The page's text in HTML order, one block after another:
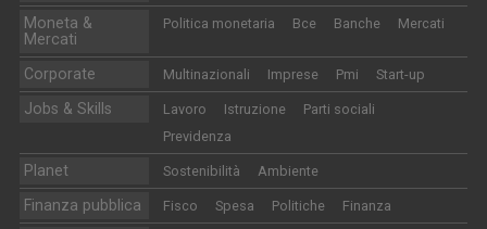
Moneta &
Mercati
Politica monetaria Bce Banche Mercati
Corporate Multinazionali Imprese Pmi Start-up
Jobs & Skills Lavoro Istruzione
Parti sociali
Previdenza
Planet Sostenibilità Ambiente
Finanza pubblica Fisco Spesa Politiche Finanza